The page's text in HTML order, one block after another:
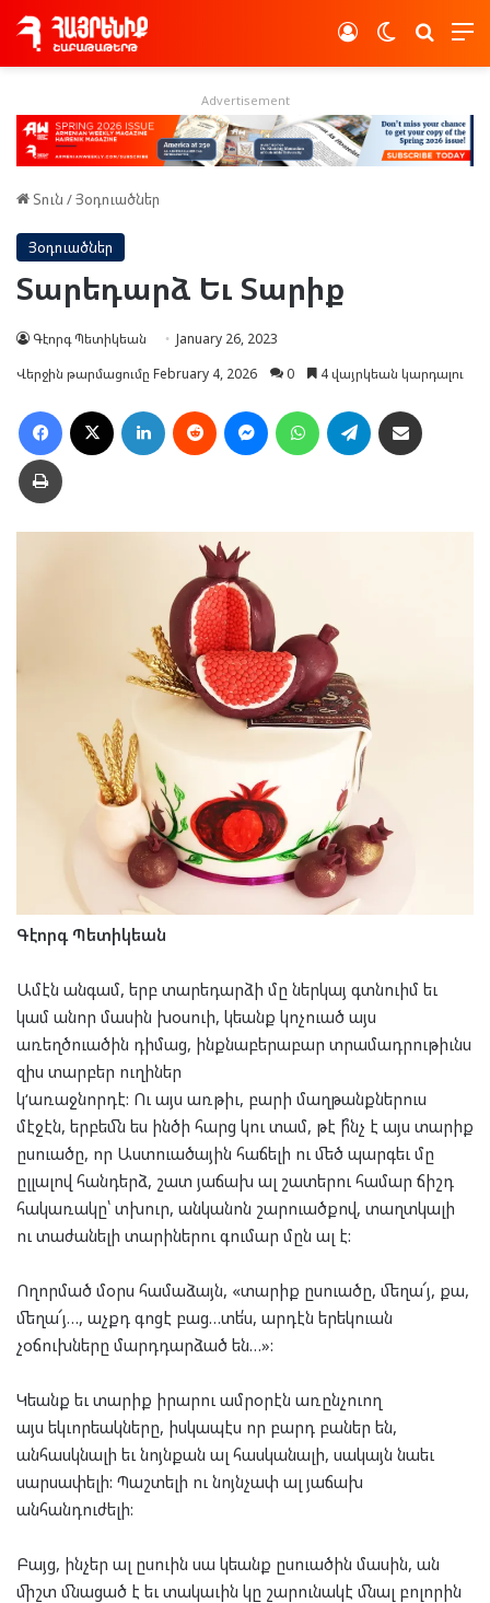
Switch skin
Log In
Advertisement
Տուն /Յօդուածներ
Յօդուածներ
Տարեդարձ Եւ Տարիք
Գէորգ Պետիկեան
January 26, 2023
Վերջին թարմացումը February 4, 2026
0 4 վայրկեան կարդալու
Facebook LinkedIn Reddit MessengerWhatsAppTelegram
Տպել
Գէորգ Պետիկեան
Ամէն անգամ, երբ տարեդարձի մը ներկայ գտնուիմ եւ
կամ անոր մասին խօսուի, կեանք կոչուած այս
առեղծուածին դիմաց, ինքնաբերաբար տրամադրութիւնս
զիս տարբեր ուղիներ
կ‘առաջնորդէ: Ու այս առթիւ, բարի մաղթանքներուս
մէջէն, երբեմն ես ինծի հարց կու տամ, թէ ի՞նչ է այս տարիք
ըսուածը, որ Աստուածային հաճելի ու մեծ պարգեւ մը
ըլլալով հանդերձ, շատ յաճախ ալ շատերու համար ճիշդ
հակառակը՝ տխուր, անկանոն շարուածքով, տաղտկալի
ու տաժանելի տարիներու գումար մըն ալ է:
Ողորմած մօրս համաձայն, «տարիք ըսուածը, մեղա՜յ, քա,
մեղա՜յ…, աչքդ գոցէ բաց…տե՛ս, արդէն երեկուան
չօճուխները մարդդարձած են…»:
Կեանք եւ տարիք իրարու ամրօրէն առընչուող
այս եկւորեակները, իսկապէս որ բարդ բաներ են,
անհասկնալի եւ նոյնքան ալ հասկանալի, սակայն նաեւ
սարսափելի: Պաշտելի ու նոյնչափ ալ յաճախ
անհանդուժելի:
Բայց, ինչեր ալ ըսուին սա կեանք ըսուածին մասին, ան
միշտ մնացած է եւ տակաւին կը շարունակէ մնալ բոլորին